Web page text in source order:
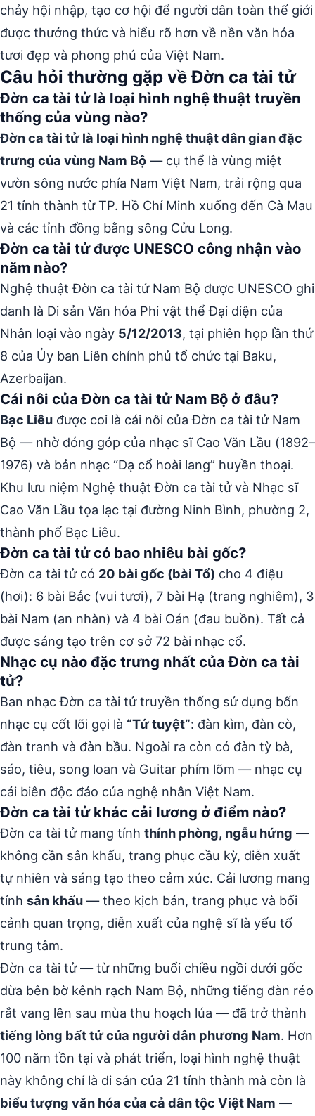
chảy hội nhập, tạo cơ hội để người dân toàn thế giới
được thưởng thức và hiểu rõ hơn về nền văn hóa
tươi đẹp và phong phú của Việt Nam.
Câu hỏi thường gặp về Đờn ca tài tử
Đờn ca tài tử là loại hình nghệ thuật truyền
thống của vùng nào?
Đờn ca tài tử là loại hình nghệ thuật dân gian đặc
trưng của vùng Nam Bộ — cụ thể là vùng miệt
vườn sông nước phía Nam Việt Nam, trải rộng qua
21 tỉnh thành từ TP. Hồ Chí Minh xuống đến Cà Mau
và các tỉnh đồng bằng sông Cửu Long.
Đờn ca tài tử được UNESCO công nhận vào
năm nào?
Nghệ thuật Đờn ca tài tử Nam Bộ được UNESCO ghi
danh là Di sản Văn hóa Phi vật thể Đại diện của
Nhân loại vào ngày 5/12/2013, tại phiên họp lần thứ
8 của Ủy ban Liên chính phủ tổ chức tại Baku,
Azerbaijan.
Cái nôi của Đờn ca tài tử Nam Bộ ở đâu?
Bạc Liêu được coi là cái nôi của Đờn ca tài tử Nam
Bộ — nhờ đóng góp của nhạc sĩ Cao Văn Lầu (1892–
1976) và bản nhạc “Dạ cổ hoài lang” huyền thoại.
Khu lưu niệm Nghệ thuật Đờn ca tài tử và Nhạc sĩ
Cao Văn Lầu tọa lạc tại đường Ninh Bình, phường 2,
thành phố Bạc Liêu.
Đờn ca tài tử có bao nhiêu bài gốc?
Đờn ca tài tử có 20 bài gốc (bài Tổ) cho 4 điệu
(hơi): 6 bài Bắc (vui tươi), 7 bài Hạ (trang nghiêm), 3
bài Nam (an nhàn) và 4 bài Oán (đau buồn). Tất cả
được sáng tạo trên cơ sở 72 bài nhạc cổ.
Nhạc cụ nào đặc trưng nhất của Đờn ca tài
tử?
Ban nhạc Đờn ca tài tử truyền thống sử dụng bốn
nhạc cụ cốt lõi gọi là “Tứ tuyệt”: đàn kìm, đàn cò,
đàn tranh và đàn bầu. Ngoài ra còn có đàn tỳ bà,
sáo, tiêu, song loan và Guitar phím lõm — nhạc cụ
cải biên độc đáo của nghệ nhân Việt Nam.
Đờn ca tài tử khác cải lương ở điểm nào?
Đờn ca tài tử mang tính thính phòng, ngẫu hứng —
không cần sân khấu, trang phục cầu kỳ, diễn xuất
tự nhiên và sáng tạo theo cảm xúc. Cải lương mang
tính sân khấu — theo kịch bản, trang phục và bối
cảnh quan trọng, diễn xuất của nghệ sĩ là yếu tố
trung tâm.
Đờn ca tài tử — từ những buổi chiều ngồi dưới gốc
dừa bên bờ kênh rạch Nam Bộ, những tiếng đàn réo
rắt vang lên sau mùa thu hoạch lúa — đã trở thành
tiếng lòng bất tử của người dân phương Nam. Hơn
100 năm tồn tại và phát triển, loại hình nghệ thuật
này không chỉ là di sản của 21 tỉnh thành mà còn là
biểu tượng văn hóa của cả dân tộc Việt Nam —